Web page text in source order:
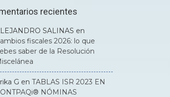
recientes
SALINAS en
fiscales 2026: lo que
saber de la Resolución
G en TABLAS ISR 2023 EN
NÓMINAS